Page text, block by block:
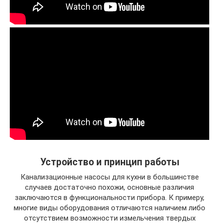
Устройство и принцип работы
Канализационные насосы для кухни в большинстве
случаев достаточно похожи, основные различия
заключаются в функциональности прибора. К примеру,
многие виды оборудования отличаются наличием либо
отсутствием возможности измельчения твердых